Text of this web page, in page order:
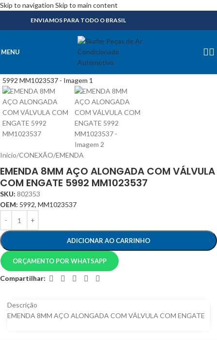
Skip to navigation Skip to main content
ENVIAMOS PARA TODO O BRASIL
MENU
Início/CONEXÃO/EMENDA
EMENDA 8MM AÇO ALONGADA COM VÁLVULA
COM ENGATE 5992 MM1023537
SKU: 802353
OEM: 5992, MM1023537
ADICIONAR AO CARRINHO
ORÇAMENTO POR WHATSAPP
Compartilhar:
Descrição
EMENDA 8MM AÇO ALONGADA COM VÁLVULA COM ENGATE